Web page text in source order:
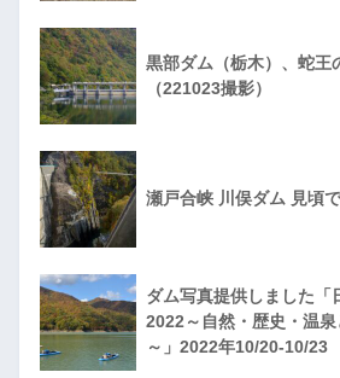
黒部ダム（栃木）、蛇王
（221023撮影）
瀬戸合峡 川俣ダム 見頃
ダム写真提供しました「
2022～自然・歴史・温
～」2022年10/20-10/23